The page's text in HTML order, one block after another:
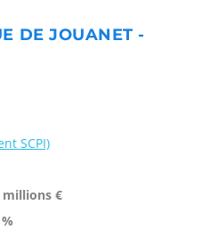
DE JOUANET -
SCPI)
millions €